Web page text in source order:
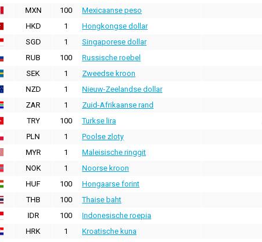
MXN
100 Mexicaanse peso
HKD
1 Hongkongse dollar
SGD
1 Singaporese dollar
RUB
100 Russische roebel
SEK
1 Zweedse kroon
NZD
1 Nieuw-Zeelandse dollar
ZAR
1 Zuid-Afrikaanse rand
TRY
100 Turkse lira
PLN
1 Poolse zloty
MYR
1 Maleisische ringgit
NOK
1 Noorse kroon
HUF
100 Hongaarse forint
THB
100 Thaise baht
IDR
100 Indonesische roepia
HRK
1 Kroatische kuna